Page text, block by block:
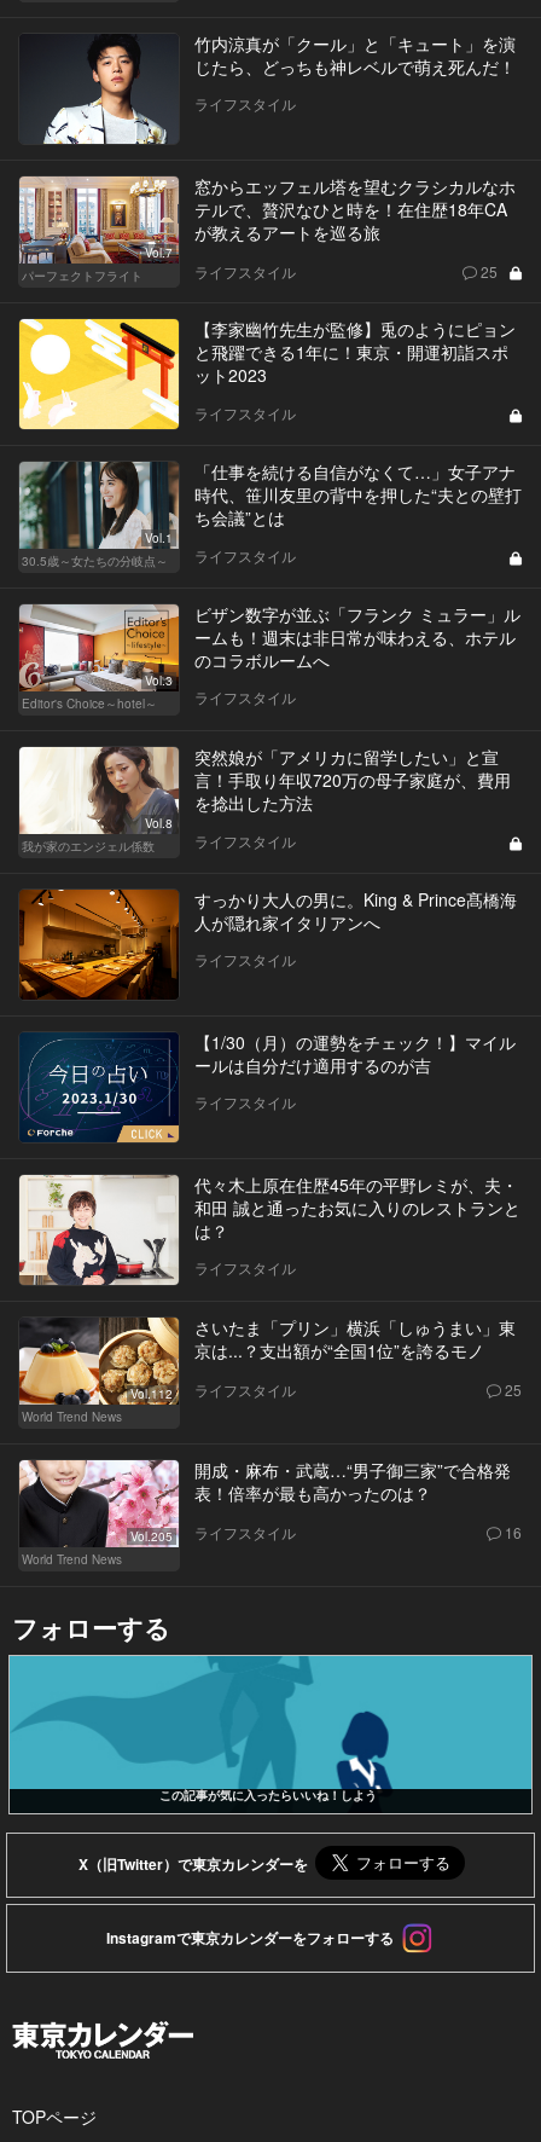
竹内涼真が「クール」と「キュート」を演
じたら、どっちも神レベルで萌え死んだ！
ライフスタイル
Vol.7
パーフェクトフライト
窓からエッフェル塔を望むクラシカルなホ
テルで、贅沢なひと時を！在住歴18年CA
が教えるアートを巡る旅
ライフスタイル 25
【李家幽竹先生が監修】兎のようにピョン
と飛躍できる1年に！東京・開運初詣スポ
ット2023
ライフスタイル
Vol.1
30.5歳～女たちの分岐点～
「仕事を続ける自信がなくて…」女子アナ
時代、笹川友里の背中を押した“夫との壁打
ち会議”とは
ライフスタイル
Vol.3
Editor's Choice～hotel～
ビザン数字が並ぶ「フランク ミュラー」ル
ームも！週末は非日常が味わえる、ホテル
のコラボルームへ
ライフスタイル
Vol.8
我が家のエンジェル係数
突然娘が「アメリカに留学したい」と宣
言！手取り年収720万の母子家庭が、費用
を捻出した方法
ライフスタイル
すっかり大人の男に。King & Prince髙橋海
人が隠れ家イタリアンへ
ライフスタイル
【1/30（月）の運勢をチェック！】マイル
ールは自分だけ適用するのが吉
ライフスタイル
代々木上原在住歴45年の平野レミが、夫・
和田 誠と通ったお気に入りのレストランと
は？
ライフスタイル
Vol.112
World Trend News
さいたま「プリン」横浜「しゅうまい」東
京は...？支出額が“全国1位”を誇るモノ
ライフスタイル 25
Vol.205
World Trend News
開成・麻布・武蔵…“男子御三家”で合格発
表！倍率が最も高かったのは？
ライフスタイル 16
フォローする
この記事が気に入ったらいいね！しよう
X（旧Twitter）で東京カレンダーを
Instagramで東京カレンダーをフォローする
TOPページ